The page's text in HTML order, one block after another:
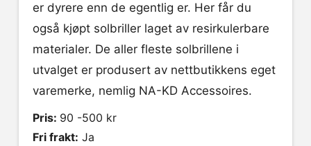
er dyrere enn de egentlig er. Her får du
også kjøpt solbriller laget av resirkulerbare
materialer. De aller fleste solbrillene i
utvalget er produsert av nettbutikkens eget
varemerke, nemlig NA-KD Accessoires.
Pris: 90 -500 kr
Fri frakt: Ja